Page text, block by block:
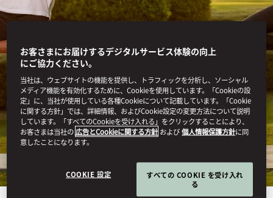
ABU DHABI
RECOVERY
お客さまにお届けするデジタルサービス体験の向上
にご協力ください。
当社は、ウェブサイトの機能を提供し、トラフィックを分析し、ソーシャル
メディア機能を有効化するために、Cookieを使用しています。「Cookieの設
定」に、当社が使用している各種Cookieについて記載しています。「Cookie
に関する方針」では、詳細情報、およびCookie設定の変更方法について説明
しています。「すべてのCookieを受け入れる」をクリックすることにより、
お客さまは当社の 広告とCookieに関する方針 および個人情報保護方針に同
意したことになります。
COOKIE 設定
すべての COOKIE を受け入れ
る